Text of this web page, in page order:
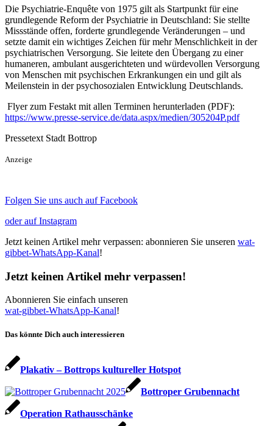
Die Psychiatrie-Enquête von 1975 gilt als Startpunkt für eine
grundlegende Reform der Psychiatrie in Deutschland: Sie stellte
Missstände offen, forderte grundlegende Veränderungen – und
setzte damit ein wichtiges Zeichen für mehr Menschlichkeit in der
psychiatrischen Versorgung. Sie leitete den Übergang zu einer
humaneren, ambulant ausgerichteten und würdevollen Versorgung
von Menschen mit psychischen Erkrankungen ein und gilt als
Meilenstein in der psychosozialen Entwicklung Deutschlands.
Flyer zum Festakt mit allen Terminen herunterladen (PDF):
https://www.presse-service.de/data.aspx/medien/305204P.pdf
Pressetext Stadt Bottrop
Anzeige
Folgen Sie uns auch auf Facebook
oder auf Instagram
Jetzt keinen Artikel mehr verpassen: abonnieren Sie unseren wat-
gibbet-WhatsApp-Kanal!
Jetzt keinen Artikel mehr verpassen!
Abonnieren Sie einfach unseren
wat-gibbet-WhatsApp-Kanal!
Das könnte Dich auch interessieren
Plakativ – Bottrops kultureller Hotspot
Bottroper Grubennacht
Operation Rathausschänke